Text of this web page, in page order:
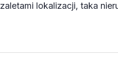
zaletami lokalizacji, taka